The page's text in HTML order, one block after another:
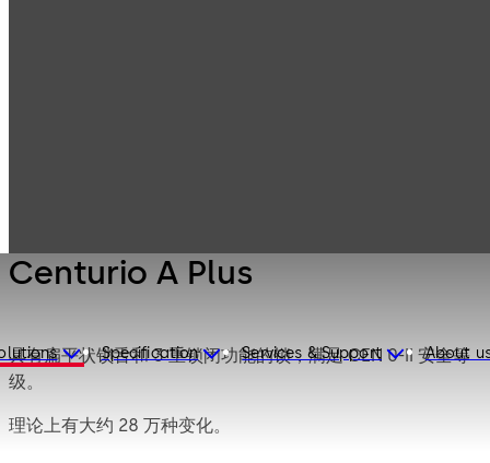
Specification Services & Support About
Centurio A Plus
具有扁平状锁舌和 3 重锁闭功能的锁，满足 CEN 0-II 安全等
级。
理论上有大约 28 万种变化。